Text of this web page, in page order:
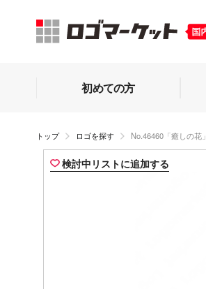
初めての方
トップ ロゴを探す No.46460「癒しの花」
検討中リストに追加する